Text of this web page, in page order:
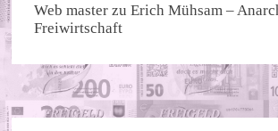
Web master zuErich Mühsam –
Freiwirtschaft